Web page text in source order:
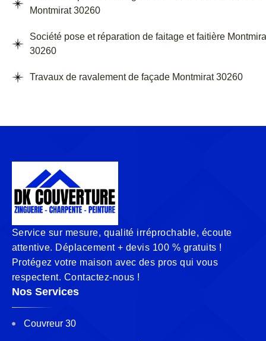
Montmirat 30260
Société pose et réparation de faitage et faitière
30260
Travaux de ravalement de façade Montmirat 30260
Service sur mesure, qualité irréprochable, écoute
attentive. Déplacement + devis 100 % gratuits !
Protégez votre maison avec des pros qui vous
respectent. Contactez-nous !
Nos Services
Couvreur 30